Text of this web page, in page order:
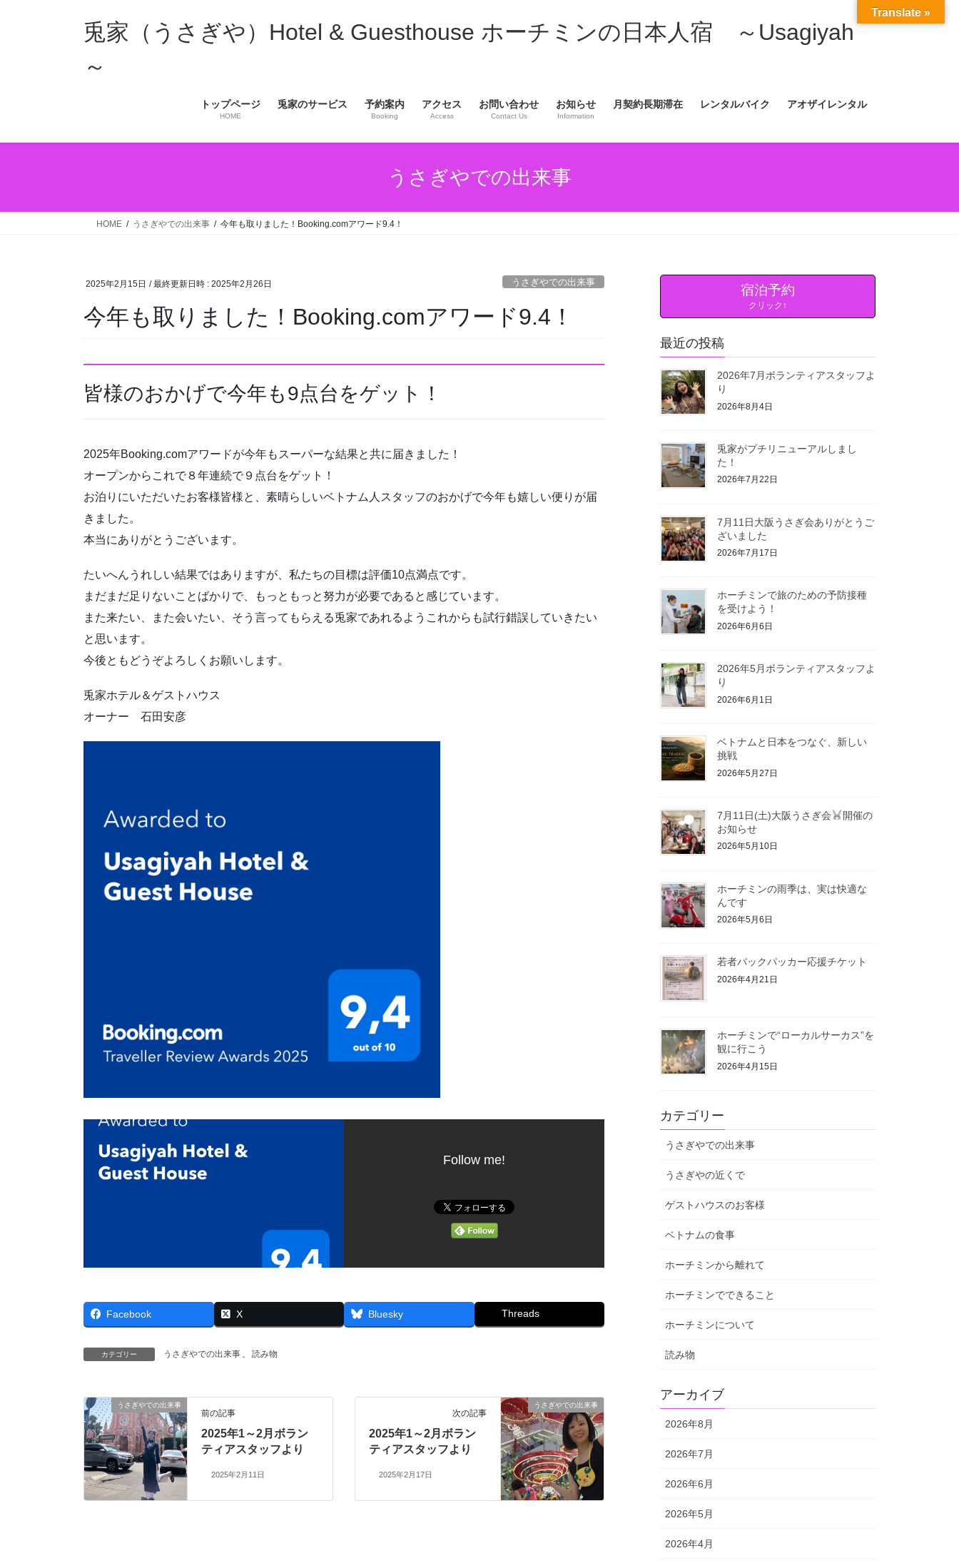
ッ
移
兎家（うさぎや）Hotel & Guesthouse ホーチミンの日本人宿 ～Usagiyah
～
トップページ
HOME
兎家のサービス 予約案内
Booking
アクセス
Access
お問い合わせ
Contact Us
お知らせ
Information
月契約長期滞在 レンタルバイク アオザイレンタル
うさぎやでの出来事
HOME うさぎやでの出来事 今年も取りました！Booking.comアワード9.4！
2025年2月15日 / 最終更新日時 : 2025年2月26日 うさぎやでの出来事
今年も取りました！Booking.comアワード9.4！
皆様のおかげで今年も9点台をゲット！
2025年Booking.comアワードが今年もスーパーな結果と共に届きました！
オープンからこれで８年連続で９点台をゲット！
お泊りにいただいたお客様皆様と、素晴らしいベトナム人スタッフのおかげで今年も嬉しい便りが届
きました。
本当にありがとうございます。
たいへんうれしい結果ではありますが、私たちの目標は評価10点満点です。
まだまだ足りないことばかりで、もっともっと努力が必要であると感じています。
また来たい、また会いたい、そう言ってもらえる兎家であれるようこれからも試行錯誤していきたい
と思います。
今後ともどうぞよろしくお願いします。
兎家ホテル＆ゲストハウス
オーナー 石田安彦
Follow me!
Facebook X Bluesky Threads
カテゴリー うさぎやでの出来事 、 読み物
うさぎやでの出来事
前の記事
2025年1～2月ボラン
ティアスタッフより
2025年2月11日
うさぎやでの出来事
次の記事
2025年1～2月ボラン
ティアスタッフより
2025年2月17日
宿泊予約
クリック↑
最近の投稿
2026年7月ボランティアスタッフよ
り
2026年8月4日
兎家がプチリニューアルしまし
た！
2026年7月22日
7月11日大阪うさぎ会ありがとうご
ざいました
2026年7月17日
ホーチミンで旅のための予防接種
を受けよう！
2026年6月6日
2026年5月ボランティアスタッフよ
り
2026年6月1日
ベトナムと日本をつなぐ、新しい
挑戦
2026年5月27日
7月11日(土)大阪うさぎ会
開催の
お知らせ
2026年5月10日
ホーチミンの雨季は、実は快適な
んです
2026年5月6日
若者バックパッカー応援チケット
2026年4月21日
ホーチミンで“ローカルサーカス”を
観に行こう
2026年4月15日
カテゴリー
うさぎやでの出来事
うさぎやの近くで
ゲストハウスのお客様
ベトナムの食事
ホーチミンから離れて
ホーチミンでできること
ホーチミンについて
読み物
アーカイブ
2026年8月
2026年7月
2026年6月
2026年5月
2026年4月
Translate »